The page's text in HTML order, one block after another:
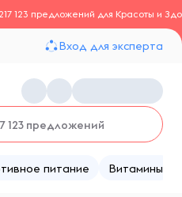
123 предложений для Красоты и
Вход для эксперта
питание Витамины